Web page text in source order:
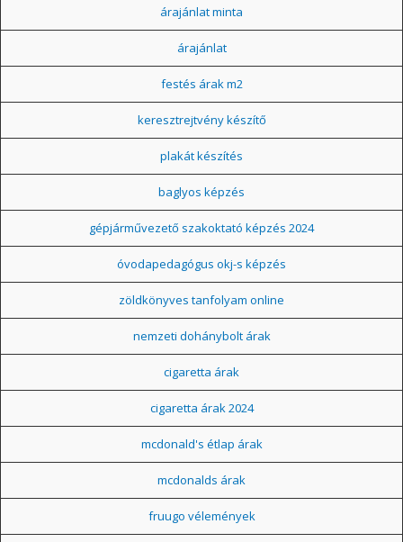
árajánlat minta
árajánlat
festés árak m2
keresztrejtvény készítő
plakát készítés
baglyos képzés
gépjárművezető szakoktató képzés 2024
óvodapedagógus okj-s képzés
zöldkönyves tanfolyam online
nemzeti dohánybolt árak
cigaretta árak
cigaretta árak 2024
mcdonald's étlap árak
mcdonalds árak
fruugo vélemények